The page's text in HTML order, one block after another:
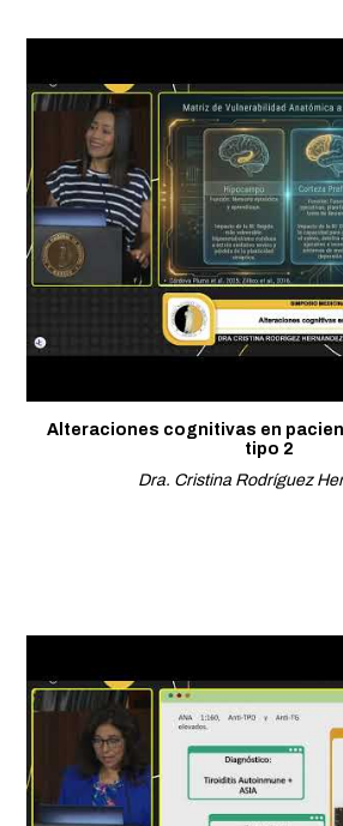
Alteraciones cognitivas en
tipo 2
Dra. Cristina Rodríguez